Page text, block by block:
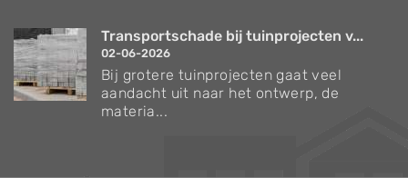
Transportschade bij tuinprojecten v...
02-06-2026
Bij grotere tuinprojecten gaat veel
aandacht uit naar het ontwerp, de
materia...